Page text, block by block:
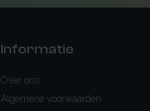
Informatie
Over ons
Algemene voorwaarden